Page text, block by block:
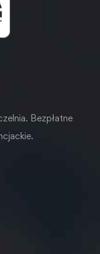
Bezpłatne